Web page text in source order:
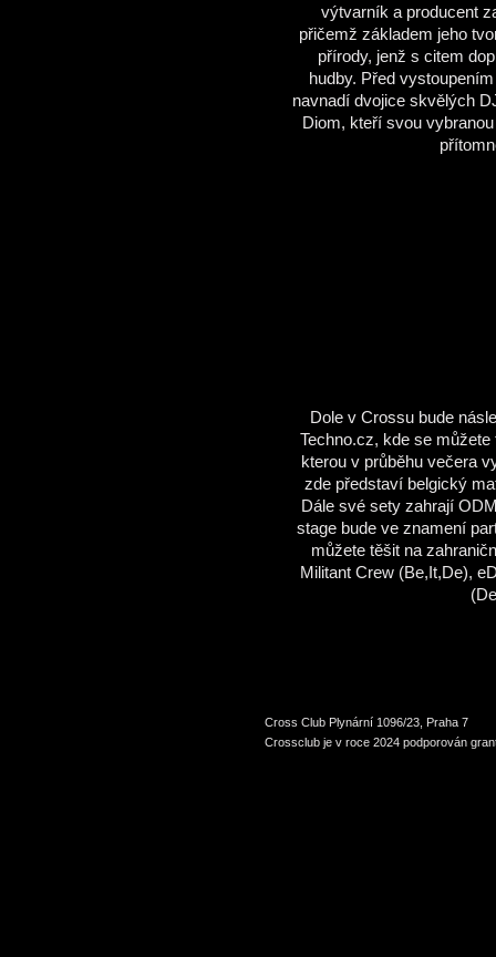
výtvarník a producent
přičemž základem jeho
přírody, jenž s citem
hudby. Před
navnadí dvojice skvělých
Diom, kteří svou
Dole v Crossu bude
Techno.cz, kde se
kterou v průběhu večera
zde představí belgický
Dále své sety zahrají
stage bude ve znamení
můžete těšit na
Militant Crew (Be,It,De),
Cross Club Plynární 1096/23, Praha 7
Crossclub je v roce 2024 podporován